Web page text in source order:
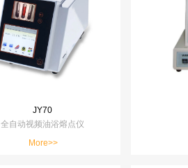
JY70
全自动视频油浴熔点仪
More>>